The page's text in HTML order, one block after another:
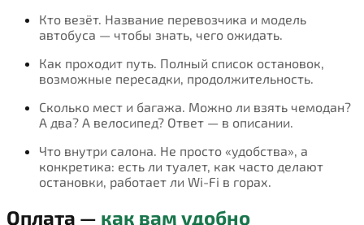
Кто везёт. Название перевозчика и модель
автобуса — чтобы знать, чего ожидать.
Как проходит путь. Полный список остановок,
возможные пересадки, продолжительность.
Сколько мест и багажа. Можно ли взять чемодан?
А два? А велосипед? Ответ — в описании.
Что внутри салона. Не просто «удобства», а
конкретика: есть ли туалет, как часто делают
остановки, работает ли Wi-Fi в горах.
Оплата — как вам удобно